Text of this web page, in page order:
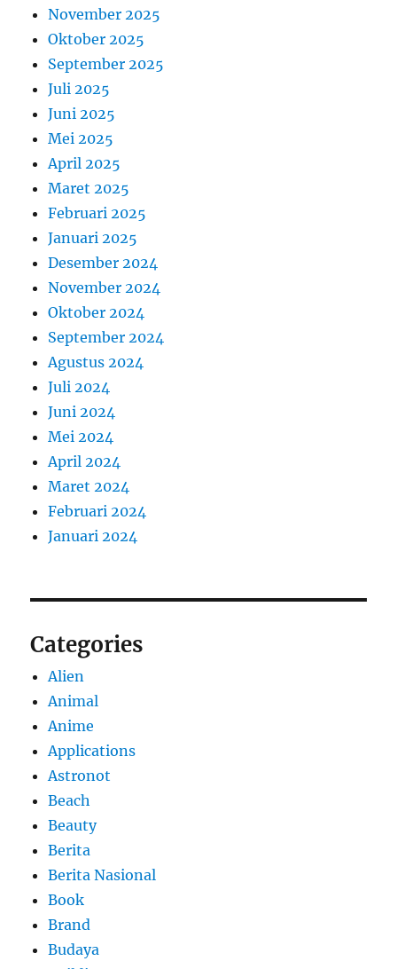
November 2025
Oktober 2025
September 2025
Juli 2025
Juni 2025
Mei 2025
April 2025
Maret 2025
Februari 2025
Januari 2025
Desember 2024
November 2024
Oktober 2024
September 2024
Agustus 2024
Juli 2024
Juni 2024
Mei 2024
April 2024
Maret 2024
Februari 2024
Januari 2024
Categories
Alien
Animal
Anime
Applications
Astronot
Beach
Beauty
Berita
Berita Nasional
Book
Brand
Budaya